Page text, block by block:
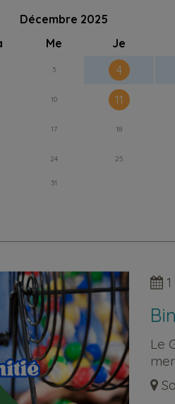
Décembre 2025
Me Je
3 4
10 11
17 18
24 25
31
Le